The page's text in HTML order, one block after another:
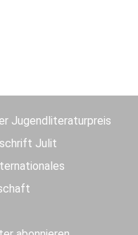
Jugendliteraturpreis
Julit